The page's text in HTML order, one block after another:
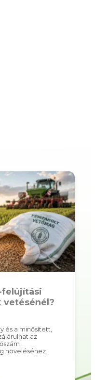
felújítási
vetésénél?
és a minősített,
az
növeléséhez.